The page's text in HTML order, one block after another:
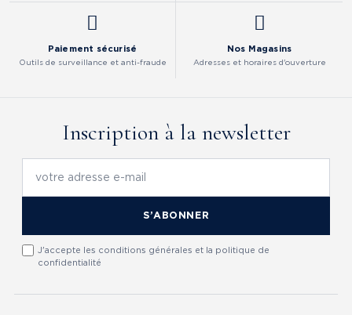
Paiement sécurisé
Outils de surveillance et anti-fraude
Nos Magasins
Adresses et horaires d'ouverture
Inscription à la newsletter
S’ABONNER
J'accepte les conditions générales et la politique de
confidentialité